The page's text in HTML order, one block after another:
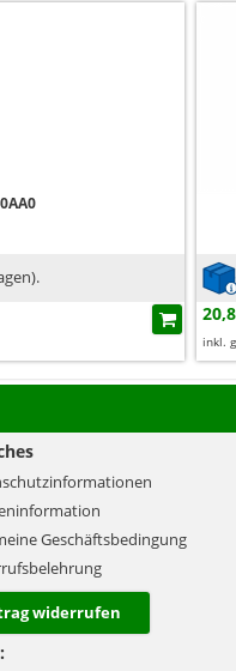
inkl.
Geschäftsbedingung
widerrufen